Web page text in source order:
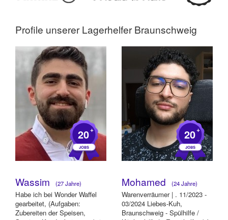
Profile unsererLagerhelfer Braunschweig
20+
Wassim (27 Jahre)
Habe ich bei Wonder Waffel
gearbeitet, (Aufgaben:
Zubereiten der Speisen,
20+
Mohamed (24 Jahre)
Warenverräumer | . 11/2023 -
03/2024 Liebes-Kuh,
Braunschweig - Spülhilfe /